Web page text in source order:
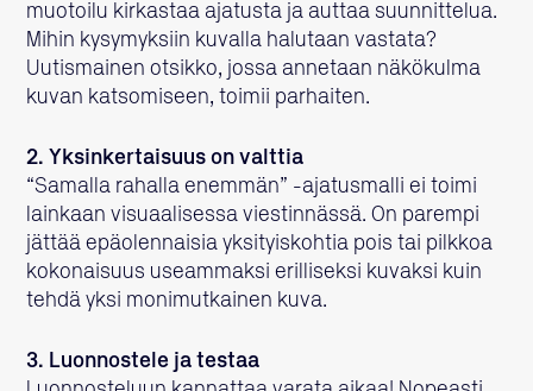
muotoilu kirkastaa ajatusta ja auttaa suunnittelua.
Mihin kysymyksiin kuvalla halutaan vastata?
Uutismainen otsikko, jossa annetaan näkökulma
kuvan katsomiseen, toimii parhaiten.
2. Yksinkertaisuus on valttia
“Samalla rahalla enemmän” -ajatusmalli ei toimi
lainkaan visuaalisessa viestinnässä. On parempi
jättää epäolennaisia yksityiskohtia pois tai pilkkoa
kokonaisuus useammaksi erilliseksi kuvaksi kuin
tehdä yksi monimutkainen kuva.
3. Luonnostele ja testaa